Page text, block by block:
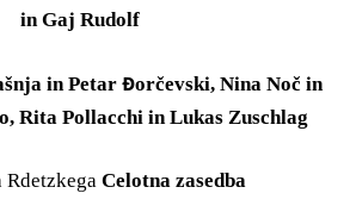
in Gaj Rudolf
in Petar Đorčevski, Nina Noč in
Rita Pollacchi in Lukas Zuschlag
Celotna zasedba